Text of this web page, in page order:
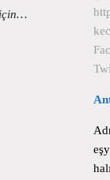
için…